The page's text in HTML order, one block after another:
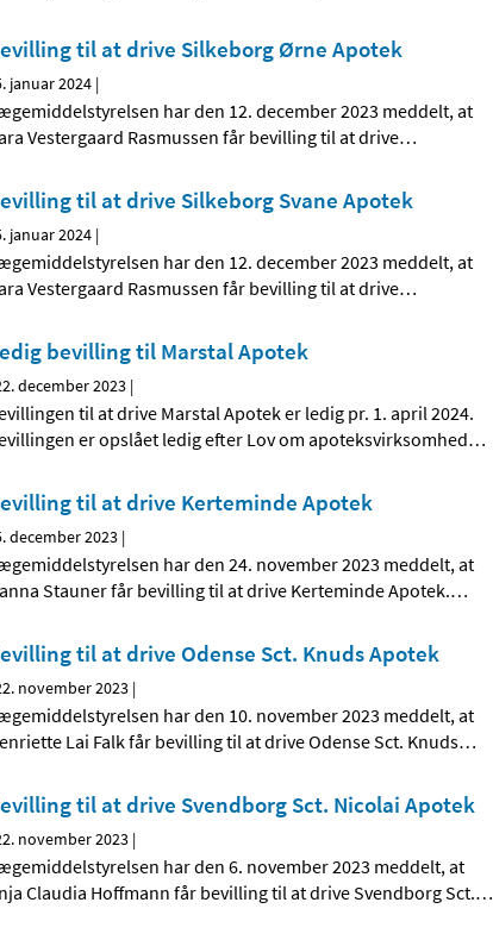
til at drive Silkeborg Ørne Apotek
januar 2024 |
har den 12. december 2023 meddelt, at
Vestergaard Rasmussen får bevilling til at drive…
til at drive Silkeborg Svane Apotek
januar 2024 |
har den 12. december 2023 meddelt, at
Vestergaard Rasmussen får bevilling til at drive…
bevilling til Marstal Apotek
december 2023 |
til at drive Marstal Apotek er ledig pr. 1. april 2024.
er opslået ledig efter Lov om apoteksvirksomhed…
til at drive Kerteminde Apotek
december 2023 |
har den 24. november 2023 meddelt, at
Stauner får bevilling til at drive Kerteminde Apotek.…
til at drive Odense Sct. Knuds Apotek
november 2023 |
har den 10. november 2023 meddelt, at
Lai Falk får bevilling til at drive Odense Sct. Knuds…
til at drive Svendborg Sct. Nicolai Apotek
november 2023 |
har den 6. november 2023 meddelt, at
Claudia Hoffmann får bevilling til at drive Svendborg Sct.…